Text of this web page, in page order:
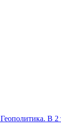
Геополитика. В 2